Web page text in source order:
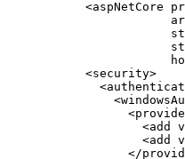
<aspNetCore
<security>
<
<
<
<add
<add
</